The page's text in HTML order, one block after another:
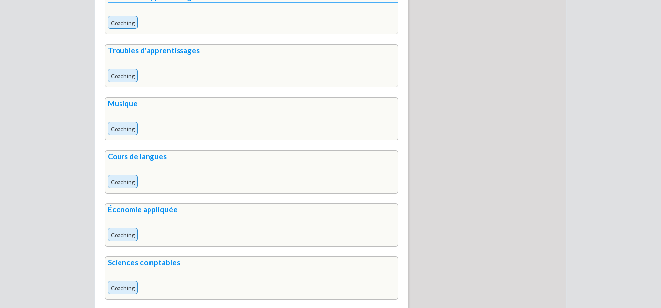
Coaching
Troubles d'apprentissages
Coaching
Musique
Coaching
Cours de langues
Coaching
Économie appliquée
Coaching
Sciences comptables
Coaching